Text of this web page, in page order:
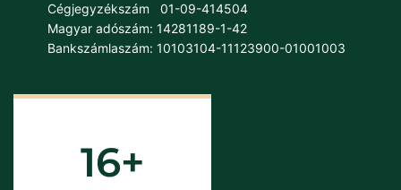
Cégjegyzékszám
01-09-414504
Magyar adószám: 14281189-1-42
Bankszámlaszám: 10103104-11123900-01001003
16